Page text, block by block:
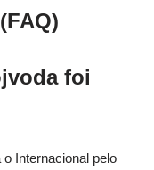
foi
Internacional pelo